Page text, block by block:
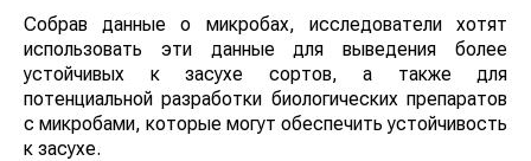
Собрав данные о микробах, исследователи хотят
использовать эти данные для выведения более
устойчивых к засухе сортов, а также для
потенциальной разработки биологических препаратов
с микробами, которые могут обеспечить устойчивость
к засухе.